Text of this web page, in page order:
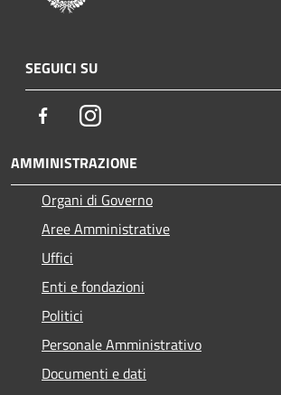
SEGUICI SU
FacebookInstagram
AMMINISTRAZIONE
Organi di Governo
Aree Amministrative
Uffici
Enti e fondazioni
Politici
Personale Amministrativo
Documenti e dati